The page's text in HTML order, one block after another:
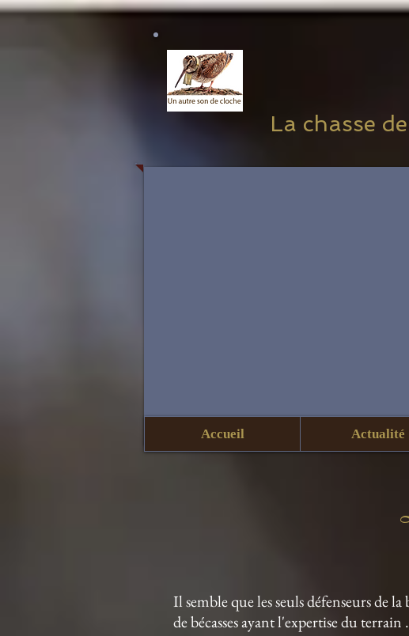
La chasse
Accueil Actualité
Il semble que les seuls défenseurs de
de bécasses ayant l'expertise du